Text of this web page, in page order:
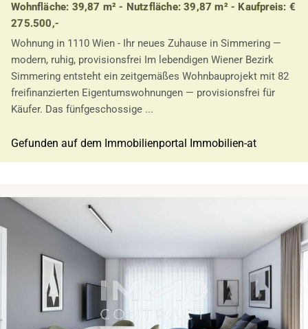
Wohnfläche: 39,87 m² - Nutzfläche: 39,87 m² - Kaufpreis: €
275.500,-
Wohnung in 1110 Wien - Ihr neues Zuhause in Simmering —
modern, ruhig, provisionsfrei Im lebendigen Wiener Bezirk
Simmering entsteht ein zeitgemäßes Wohnbauprojekt mit 82
freifinanzierten Eigentumswohnungen — provisionsfrei für
Käufer. Das fünfgeschossige ...
Gefunden auf dem Immobilienportal Immobilien-at